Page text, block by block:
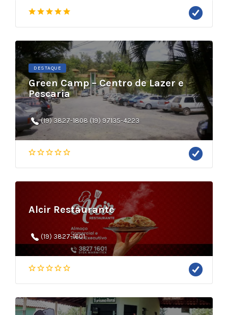
DESTAQUE
Green Camp – Centro de Lazer e
Pescaria
(19) 3827-1808 (19) 97135-4223
Alcir Restaurante
(19) 3827-1601